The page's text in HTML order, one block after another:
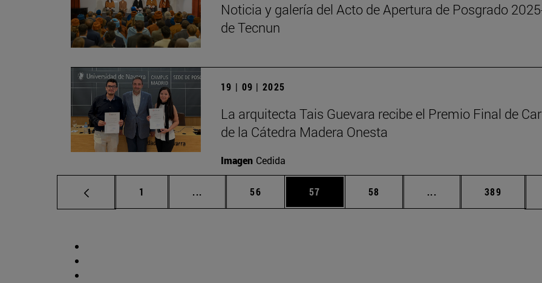
Noticia y galería del Acto de Apertura de Posgrado
de Tecnun
19 | 09 | 2025
La arquitecta Tais Guevara recibe el Premio Final de
de la Cátedra Madera Onesta
Imagen Cedida
Página
1 ... Páginas intermedias Use TAB para desplazarse.
Página
56 Página
57 Página
58 ... Páginas intermedias
Página
389